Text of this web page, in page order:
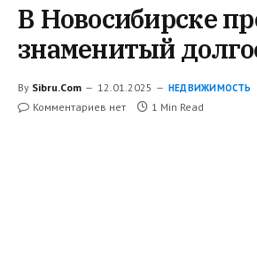
В Новосибирске
знаменитый
By Sibru.Com 12.01.2025 НЕДВИЖИМОСТЬ
Комментариев нет 1 Min Read